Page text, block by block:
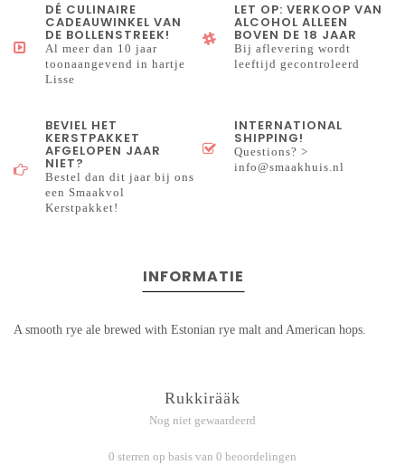
DÉ CULINAIRE
CADEAUWINKEL VAN
DE BOLLENSTREEK!
Al meer dan 10 jaar
toonaangevend in hartje
Lisse
LET OP: VERKOOP VAN
ALCOHOL ALLEEN
BOVEN DE 18 JAAR
Bij aflevering wordt
leeftijd gecontroleerd
BEVIEL HET
KERSTPAKKET
AFGELOPEN JAAR
NIET?
Bestel dan dit jaar bij ons
een Smaakvol
Kerstpakket!
INTERNATIONAL
SHIPPING!
Questions? >
info@smaakhuis.nl
INFORMATIE
A smooth rye ale brewed with Estonian rye malt and American hops.
Rukkirääk
Nog niet gewaardeerd
0 sterren op basis van 0 beoordelingen